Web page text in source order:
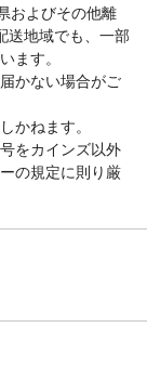
およびその他離
送地域でも、一部
ます。
かない場合がご
かねます。
をカインズ以外
の規定に則り厳